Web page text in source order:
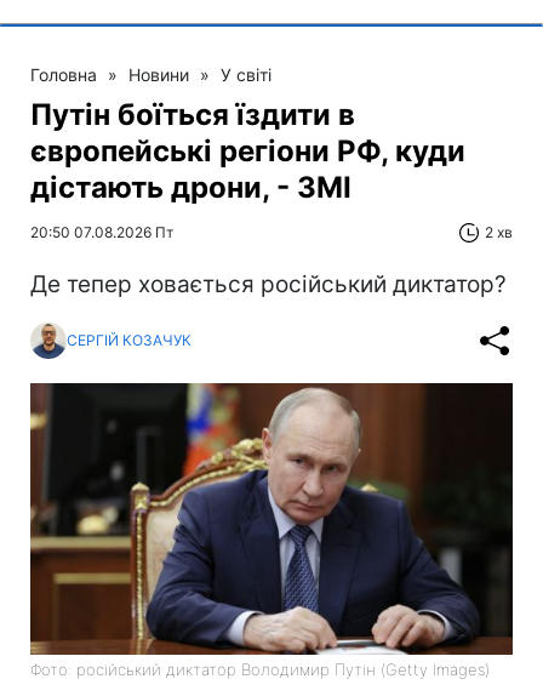
Головна » Новини » У світі
Путін боїться їздити в
європейські регіони РФ, куди
дістають дрони, - ЗМІ
20:50 07.08.2026 Пт 2 хв
Де тепер ховається російський диктатор?
СЕРГІЙ КОЗАЧУК
Фото: російський диктатор Володимир Путін (Getty Images)